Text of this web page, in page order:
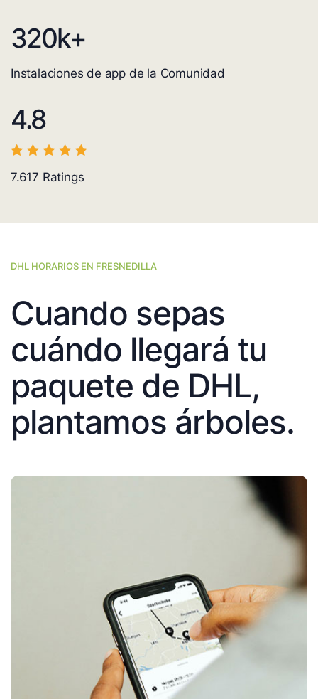
320k+
Instalaciones de app de la Comunidad
4.8
7.617 Ratings
DHL HORARIOS EN FRESNEDILLA
Cuando sepas
cuándo llegará tu
paquete de DHL,
plantamos árboles.